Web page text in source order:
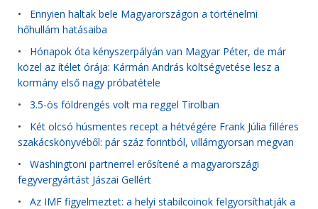
• Ennyien haltak bele Magyarországon a történelmi
hőhullám hatásaiba
• Hónapok óta kényszerpályán van Magyar Péter, de már
közel az ítélet órája: Kármán András költségvetése lesz a
kormány első nagy próbatétele
• 3.5-ös földrengés volt ma reggel Tirolban
• Két olcsó húsmentes recept a hétvégére Frank Júlia filléres
szakácskönyvéből: pár száz forintból, villámgyorsan megvan
• Washingtoni partnerrel erősítené a magyarországi
fegyvergyártást Jászai Gellért
• Az IMF figyelmeztet: a helyi stabilcoinok felgyorsíthatják a